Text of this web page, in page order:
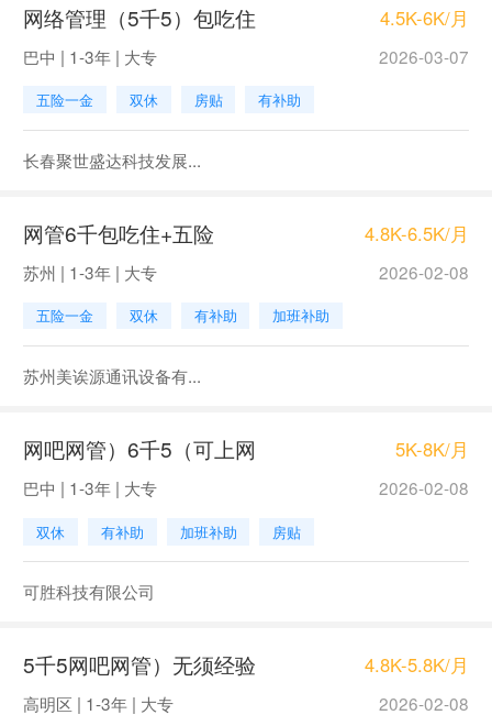
网络管理（5千5）包吃住 4.5K-6K/月
巴中 | 1-3年 | 大专 2026-03-07
五险一金 双休 房贴 有补助
长春聚世盛达科技发展...
网管6千包吃住+五险 4.8K-6.5K/月
苏州 | 1-3年 | 大专 2026-02-08
五险一金 双休 有补助 加班补助
苏州美诶源通讯设备有...
网吧网管）6千5（可上网 5K-8K/月
巴中 | 1-3年 | 大专 2026-02-08
双休 有补助 加班补助 房贴
可胜科技有限公司
5千5网吧网管）无须经验 4.8K-5.8K/月
高明区 | 1-3年 | 大专 2026-02-08